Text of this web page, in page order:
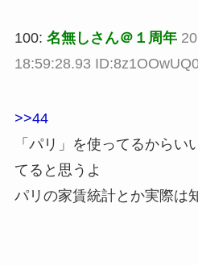
100: 名無しさん＠１周年
18:59:28.93
>>44
「パリ」を使ってるからい
てると思うよ
パリの家賃統計とか実際は